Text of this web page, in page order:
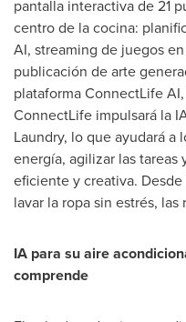
pantalla interactiva de 21
centro de la cocina:
AI, streaming de juegos
publicación de arte
plataforma ConnectLife
ConnectLife impulsará la
Laundry, lo que ayudará a
energía, agilizar las tareas
eficiente y creativa.
lavar la ropa sin estrés,
IA para su aire
comprende